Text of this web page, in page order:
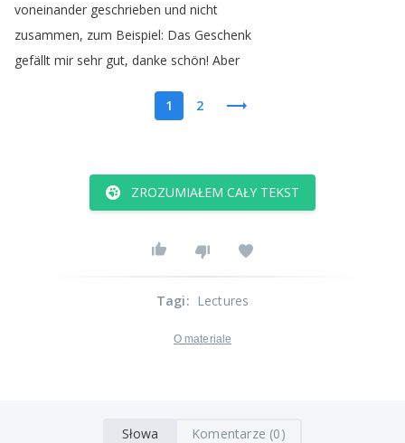
voneinander geschrieben und nicht
zusammen, zum Beispiel: Das Geschenk
gefällt mir sehr gut, danke schön! Aber
1 2
ZROZUMIAŁEM CAŁY TEKST
Tagi: Lectures
O materiale
Słowa Komentarze (0)